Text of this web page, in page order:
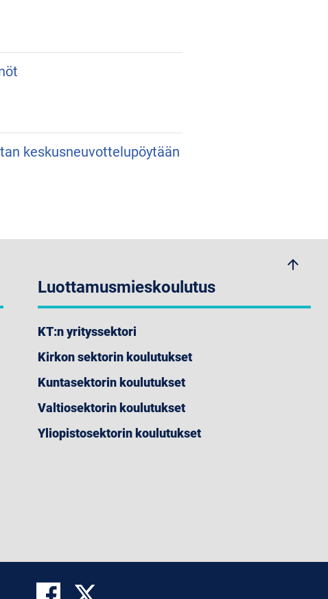
keskusneuvottelupöytään
arrow_upwards
Luottamusmieskoulutus
KT:n yrityssektori
Kirkon sektorin koulutukset
Kuntasektorin koulutukset
Valtiosektorin koulutukset
Yliopistosektorin koulutukset